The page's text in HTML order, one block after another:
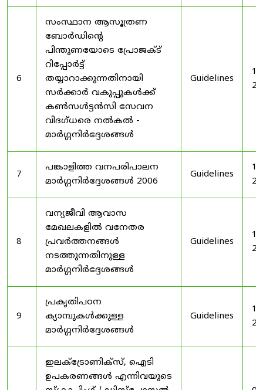
6
സംസ്ഥാന ആസൂത്രണ
ബോർഡിൻ്റെ
പിന്തുണയോടെ പ്രോജക്ട്
റിപ്പോർട്ട്
തയ്യാറാക്കുന്നതിനായി
സർക്കാർ വകുപ്പുകൾക്ക്
കൺസൾട്ടൻസി സേവന
വിദഗ്ധരെ നൽകൽ -
മാർഗ്ഗനിർദ്ദേശങ്ങൾ
Guidelines
7
പങ്കാളിത്ത വനപരിപാലന
മാർഗ്ഗനിർദ്ദേശങ്ങൾ 2006
Guidelines
8
വന്യജീവി ആവാസ
മേഖലകളിൽ വനേതര
പ്രവർത്തനങ്ങൾ
നടത്തുന്നതിനുള്ള
മാർഗ്ഗനിർദ്ദേശങ്ങൾ
Guidelines
9
പ്രകൃതിപഠന
ക്യാമ്പുകൾക്കുള്ള
മാർഗ്ഗനിർദ്ദേശങ്ങൾ
Guidelines
ഇലക്‌ട്രോണിക്‌സ്, ഐടി
ഉപകരണങ്ങൾ എന്നിവയുടെ